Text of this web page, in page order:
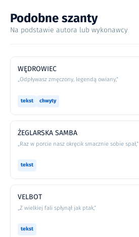
Podobne szanty
Na podstawie autora lub wykonawcy
WĘDROWIEC
„Odpływasz zmęczony, legendą owiany,”
tekst chwyty
ŻEGLARSKA SAMBA
„Raz w porcie nasz okręcik smacznie sobie spał,”
tekst
VELBOT
„Z wielkiej fali spłynął jak ptak,”
tekst